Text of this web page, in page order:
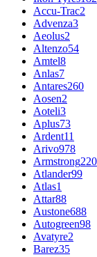
Accu-Trac2
Advenza3
Aeolus2
Altenzo54
Amtel8
Anlas7
Antares260
Aosen2
Aoteli3
Aplus73
Ardent11
Arivo978
Armstrong220
Atlander99
Atlas1
Attar88
Austone688
Autogreen98
Avatyre2
Barez35